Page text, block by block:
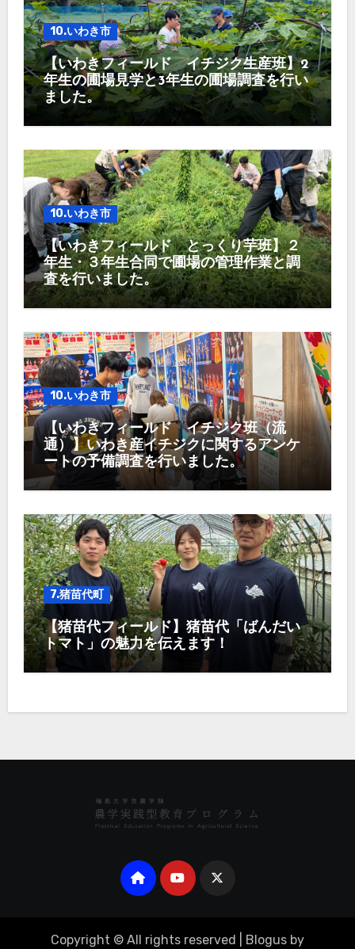
10.いわき市
【いわきフィールド イチジク生産班】2
年生の圃場見学と3年生の圃場調査を行い
ました。
10.いわき市
【いわきフィールド とっくり芋班】２
年生・３年生合同で圃場の管理作業と調
査を行いました。
10.いわき市
【いわきフィールド イチジク班（流
通）】いわき産イチジクに関するアンケ
ートの予備調査を行いました。
7.猪苗代町
【猪苗代フィールド】猪苗代「ばんだい
トマト」の魅力を伝えます！
Copyright © All rights reserved Blogus by